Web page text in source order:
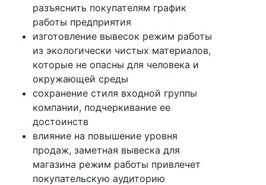
разъяснить покупателям график
работы предприятия
изготовление вывесок режим работы
из экологически чистых материалов,
которые не опасны для человека и
окружающей среды
сохранение стиля входной группы
компании, подчеркивание ее
достоинств
влияние на повышение уровня
продаж, заметная вывеска для
магазина режим работы привлечет
покупательскую аудиторию